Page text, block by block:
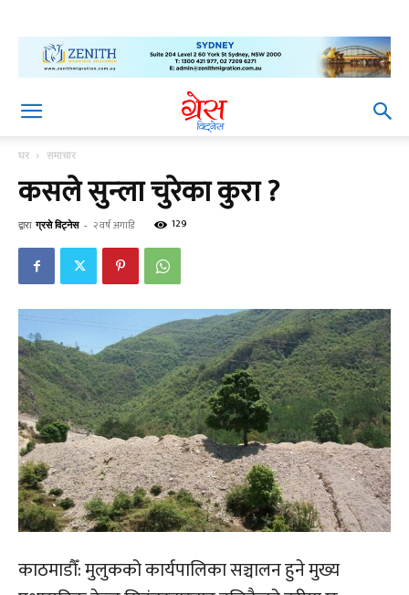
घर समाचार
कसले सुन्ला चुरेका कुरा ?
द्वारा ग्रसे विट्नेस - २ वर्ष अगाडि 129
काठमाडौँ: मुलुकको कार्यपालिका सञ्चालन हुने मुख्य